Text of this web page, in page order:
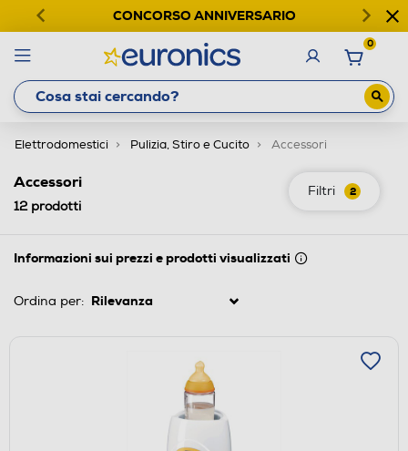
CONCORSO ANNIVERSARIO
0
Elettrodomestici Pulizia, Stiro e Cucito Accessori
Filtri 2
Accessori
12prodotti
Informazioni sui prezzi e prodotti visualizzati
Ordina per: